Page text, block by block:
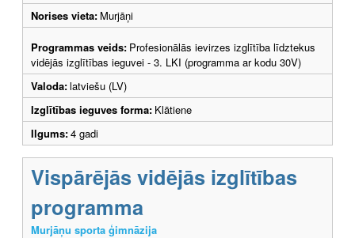
Norises vieta: Murjāņi
Programmas veids: Profesionālās ievirzes izglītība līdztekus
vidējās izglītības ieguvei - 3. LKI (programma ar kodu 30V)
Valoda:latviešu (LV)
Izglītības ieguves forma: Klātiene
Ilgums:4 gadi
Vispārējās vidējās izglītības
programma
Murjāņu sporta ģimnāzija